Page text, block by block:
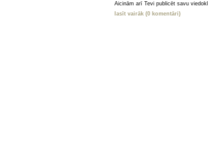
Aicinām arī Tevi publicēt savu
lasīt vairāk (0 komentāri)